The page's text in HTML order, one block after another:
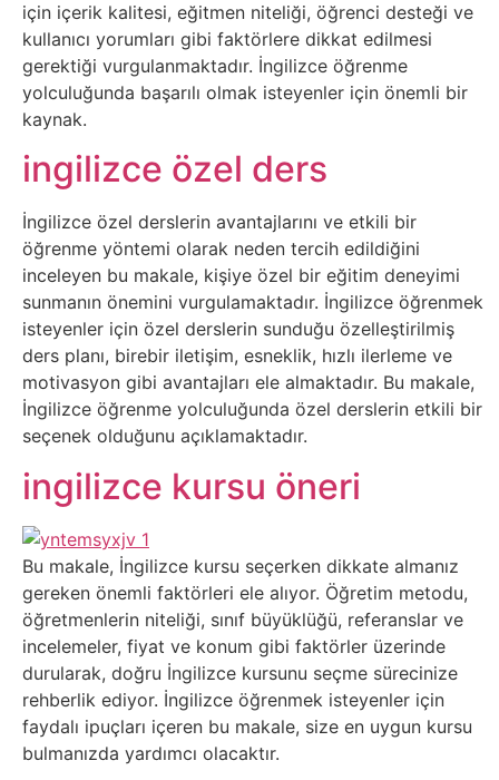
Çizgi
Film
Diğer
Sosyal
Din
Dokümanlar
Domain
Download
E-
Devlet
Eğitim
Elektronik
Cihazlar
Facebook
için içerik kalitesi, eğitmen niteliği, öğrenci desteği ve
kullanıcı yorumları gibi faktörlere dikkat edilmesi
gerektiği vurgulanmaktadır. İngilizce öğrenme
yolculuğunda başarılı olmak isteyenler için önemli bir
kaynak.
ingilizce özel ders
İngilizce özel derslerin avantajlarını ve etkili bir
öğrenme yöntemi olarak neden tercih edildiğini
inceleyen bu makale, kişiye özel bir eğitim deneyimi
sunmanın önemini vurgulamaktadır. İngilizce öğrenmek
isteyenler için özel derslerin sunduğu özelleştirilmiş
ders planı, birebir iletişim, esneklik, hızlı ilerleme ve
motivasyon gibi avantajları ele almaktadır. Bu makale,
İngilizce öğrenme yolculuğunda özel derslerin etkili bir
seçenek olduğunu açıklamaktadır.
ingilizce kursu öneri
Bu makale, İngilizce kursu seçerken dikkate almanız
gereken önemli faktörleri ele alıyor. Öğretim metodu,
öğretmenlerin niteliği, sınıf büyüklüğü, referanslar ve
incelemeler, fiyat ve konum gibi faktörler üzerinde
durularak, doğru İngilizce kursunu seçme sürecinize
rehberlik ediyor. İngilizce öğrenmek isteyenler için
faydalı ipuçları içeren bu makale, size en uygun kursu
bulmanızda yardımcı olacaktır.